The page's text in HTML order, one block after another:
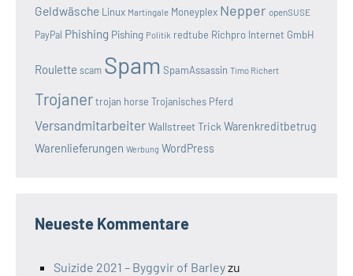
Geldwäsche Linux Martingale Moneyplex Nepper openSUSE
PayPal Phishing Pishing Politik redtube Richpro Internet GmbH
Roulette scam Spam SpamAssassin Timo Richert
Trojanertrojan horse Trojanisches Pferd
VersandmitarbeiterWallstreet Trick Warenkreditbetrug
Warenlieferungen Werbung WordPress
Neueste Kommentare
Suizide 2021 – Byggvir of Barleyzu